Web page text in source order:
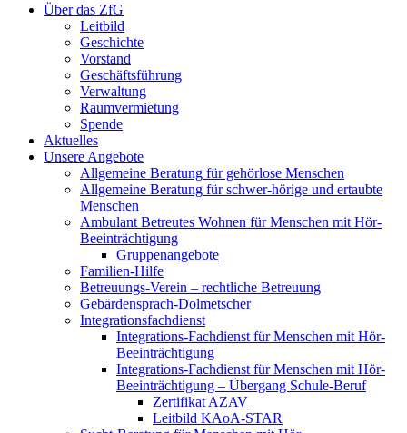
Über das ZfG
Leitbild
Geschichte
Vorstand
Geschäftsführung
Verwaltung
Raumvermietung
Spende
Aktuelles
Unsere Angebote
Allgemeine Beratung für gehörlose Menschen
Allgemeine Beratung für schwer-hörige und ertaubte
Menschen
Ambulant Betreutes Wohnen für Menschen mit Hör-
Beeinträchtigung
Gruppenangebote
Familien-Hilfe
Betreuungs-Verein – rechtliche Betreuung
Gebärdensprach-Dolmetscher
Integrationsfachdienst
Integrations-Fachdienst für Menschen mit Hör-
Beeinträchtigung
Integrations-Fachdienst für Menschen mit Hör-
Beeinträchtigung – Übergang Schule-Beruf
Zertifikat AZAV
Leitbild KAoA-STAR